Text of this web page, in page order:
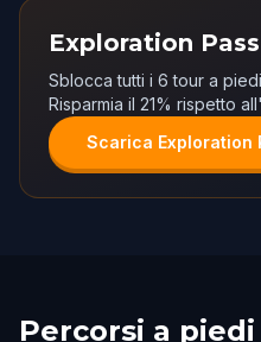
Exploration
Sblocca tutti i 6 tour a
Risparmia il 21% rispetto
Scarica Exploration
Percorsi a